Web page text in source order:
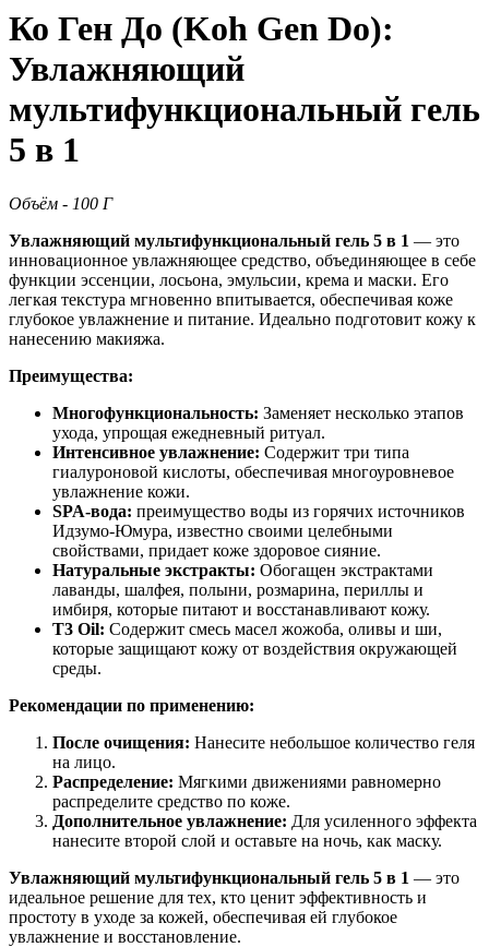
Ко Ген До (Koh Gen Do):
Увлажняющий
мультифункциональный гель
5 в 1
Объём - 100 Г
Увлажняющий мультифункциональный гель 5 в 1 — это
инновационное увлажняющее средство, объединяющее в себе
функции эссенции, лосьона, эмульсии, крема и маски. Его
легкая текстура мгновенно впитывается, обеспечивая коже
глубокое увлажнение и питание. Идеально подготовит кожу к
нанесению макияжа.
Преимущества:
Многофункциональность: Заменяет несколько этапов
ухода, упрощая ежедневный ритуал.
Интенсивное увлажнение: Содержит три типа
гиалуроновой кислоты, обеспечивая многоуровневое
увлажнение кожи.
SPA-вода: преимущество воды из горячих источников
Идзумо-Юмура, известно своими целебными
свойствами, придает коже здоровое сияние.
Натуральные экстракты: Обогащен экстрактами
лаванды, шалфея, полыни, розмарина, периллы и
имбиря, которые питают и восстанавливают кожу.
T3 Oil: Содержит смесь масел жожоба, оливы и ши,
которые защищают кожу от воздействия окружающей
среды.
Рекомендации по применению:
После очищения: Нанесите небольшое количество геля
на лицо.
Распределение: Мягкими движениями равномерно
распределите средство по коже.
Дополнительное увлажнение: Для усиленного эффекта
нанесите второй слой и оставьте на ночь, как маску.
Увлажняющий мультифункциональный гель 5 в 1 — это
идеальное решение для тех, кто ценит эффективность и
простоту в уходе за кожей, обеспечивая ей глубокое
увлажнение и восстановление.